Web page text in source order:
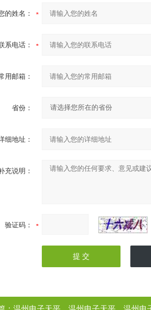
的姓名：
系电话：
用邮箱：
省份：
细地址：
充说明：
验证码：